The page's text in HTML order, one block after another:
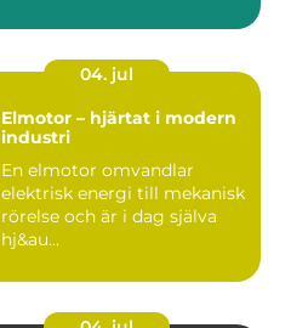
04. jul
Elmotor – hjärtat i modern
industri
En elmotor omvandlar
elektrisk energi till mekanisk
rörelse och är i dag själva
hj&au...